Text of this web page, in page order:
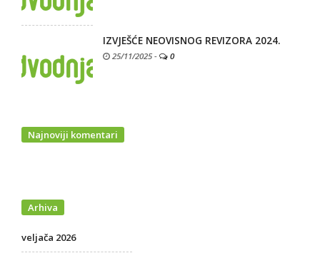
IZVJEŠĆE NEOVISNOG REVIZORA 2024.
25/11/2025 - 0
Najnoviji komentari
Arhiva
veljača 2026